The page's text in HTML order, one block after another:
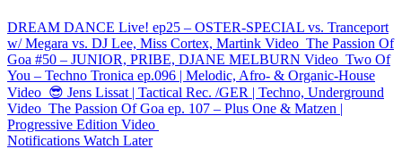
DREAM DANCE Live! ep25 – OSTER-SPECIAL vs. Tranceport
w/ Megara vs. DJ Lee, Miss Cortex, Martink Video The Passion Of
Goa #50 – JUNIOR, PRIBE, DJANE MELBURN Video Two Of
You – Techno Tronica ep.096 | Melodic, Afro- & Organic-House
Video 😎 Jens Lissat | Tactical Rec. /GER | Techno, Underground
Video The Passion Of Goa ep. 107 – Plus One & Matzen |
Progressive Edition Video
Notifications Watch Later